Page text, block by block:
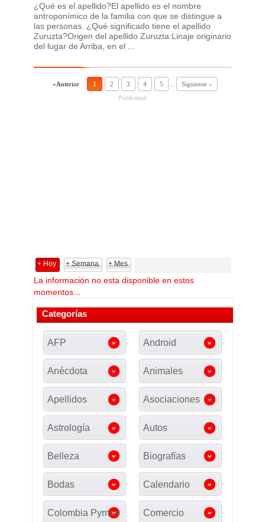
¿Qué es el apellido?El apellido es el nombre
antroponímico de la familia con que se distingue a
las personas. ¿Qué significado tiene el apellido
Zuruzta?Origen del apellido Zuruzta:Linaje originario
del lugar de Arriba, en el ...
«Anterior 1 2 3 4 5 Siguiente »
Publicidad
+ Hoy + Semana + Mes
La información no esta disponible en estos
momentos...
Categorías
AFP Android
Anécdota Animales
Apellidos Asociaciones
Astrología Autos
Belleza Biografías
Bodas Calendario
Colombia Pymes Comercio